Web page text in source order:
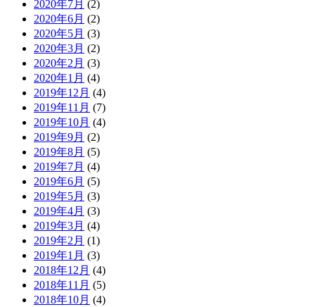
2020年7月 (2)
2020年6月 (2)
2020年5月 (3)
2020年3月 (2)
2020年2月 (3)
2020年1月 (4)
2019年12月 (4)
2019年11月 (7)
2019年10月 (4)
2019年9月 (2)
2019年8月 (5)
2019年7月 (4)
2019年6月 (5)
2019年5月 (3)
2019年4月 (3)
2019年3月 (4)
2019年2月 (1)
2019年1月 (3)
2018年12月 (4)
2018年11月 (5)
2018年10月 (4)